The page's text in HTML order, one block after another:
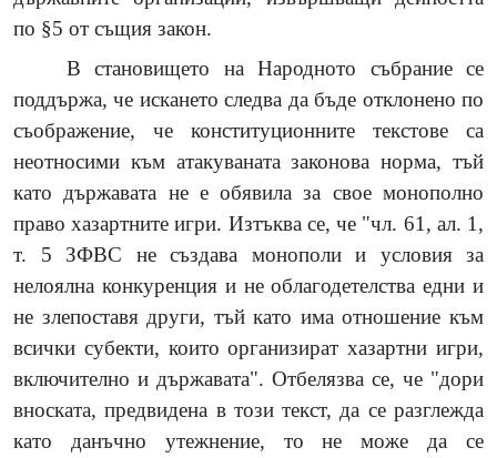
по §5 от същия закон.
В становището на Народното събрание се
поддържа, че искането следва да бъде отклонено по
съображение, че конституционните текстове са
неотносими към атакуваната законова норма, тъй
като държавата не е обявила за свое монополно
право хазартните игри. Изтъква се, че "чл. 61, ал. 1,
т. 5 ЗФВС не създава монополи и условия за
нелоялна конкуренция и не облагодетелства едни и
не злепоставя други, тъй като има отношение към
всички субекти, които организират хазартни игри,
включително и държавата". Отбелязва се, че "дори
вноската, предвидена в този текст, да се разглежда
като данъчно утежнение, то не може да се